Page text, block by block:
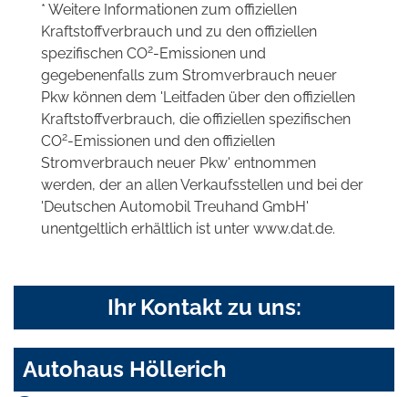
* Weitere Informationen zum offiziellen
Kraftstoffverbrauch und zu den offiziellen
spezifischen CO2-Emissionen und
gegebenenfalls zum Stromverbrauch neuer
Pkw können dem 'Leitfaden über den offiziellen
Kraftstoffverbrauch, die offiziellen spezifischen
CO2-Emissionen und den offiziellen
Stromverbrauch neuer Pkw' entnommen
werden, der an allen Verkaufsstellen und bei der
'Deutschen Automobil Treuhand GmbH'
unentgeltlich erhältlich ist unter www.dat.de.
Ihr Kontakt zu uns:
Autohaus Höllerich